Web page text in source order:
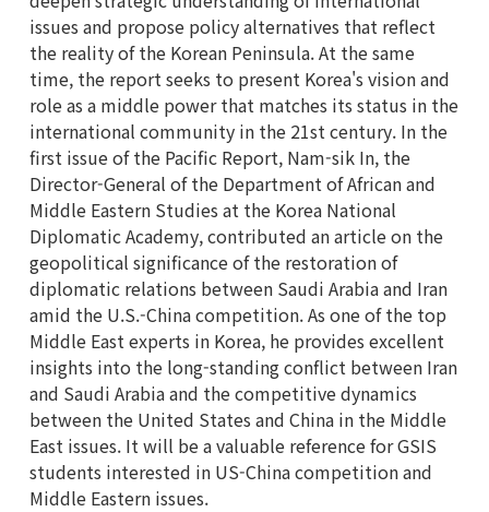
issues and propose policy alternatives that reflect
the reality of the Korean Peninsula. At the same
time, the report seeks to present Korea's vision and
role as a middle power that matches its status in the
international community in the 21st century. In the
first issue of the Pacific Report, Nam-sik In, the
Director-General of the Department of African and
Middle Eastern Studies at the Korea National
Diplomatic Academy, contributed an article on the
geopolitical significance of the restoration of
diplomatic relations between Saudi Arabia and Iran
amid the U.S.-China competition. As one of the top
Middle East experts in Korea, he provides excellent
insights into the long-standing conflict between Iran
and Saudi Arabia and the competitive dynamics
between the United States and China in the Middle
East issues. It will be a valuable reference for GSIS
students interested in US-China competition and
Middle Eastern issues.